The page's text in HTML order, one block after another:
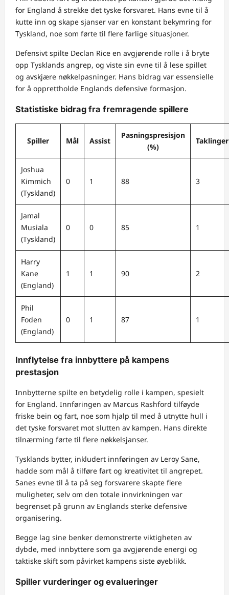
for England å strekke det tyske forsvaret. Hans evne til å
kutte inn og skape sjanser var en konstant bekymring for
Tyskland, noe som førte til flere farlige situasjoner.
Defensivt spilte Declan Rice en avgjørende rolle i å bryte
opp Tysklands angrep, og viste sin evne til å lese spillet
og avskjære nøkkelpasninger. Hans bidrag var essensielle
for å opprettholde Englands defensive formasjon.
Statistiske bidrag fra fremragende spillere
Spiller Mål Assist
Pasningspresisjon
(%)
Taklinger
Joshua
Kimmich
(Tyskland)
0 1 88 3
Jamal
Musiala
(Tyskland)
0 0 85 1
Harry
Kane
(England)
1 1 90 2
Phil
Foden
(England)
0 1 87 1
Innflytelse fra innbyttere på kampens
prestasjon
Innbytterne spilte en betydelig rolle i kampen, spesielt
for England. Innføringen av Marcus Rashford tilføyde
friske bein og fart, noe som hjalp til med å utnytte hull i
det tyske forsvaret mot slutten av kampen. Hans direkte
tilnærming førte til flere nøkkelsjanser.
Tysklands bytter, inkludert innføringen av Leroy Sane,
hadde som mål å tilføre fart og kreativitet til angrepet.
Sanes evne til å ta på seg forsvarere skapte flere
muligheter, selv om den totale innvirkningen var
begrenset på grunn av Englands sterke defensive
organisering.
Begge lag sine benker demonstrerte viktigheten av
dybde, med innbyttere som ga avgjørende energi og
taktiske skift som påvirket kampens siste øyeblikk.
Spiller vurderinger og evalueringer